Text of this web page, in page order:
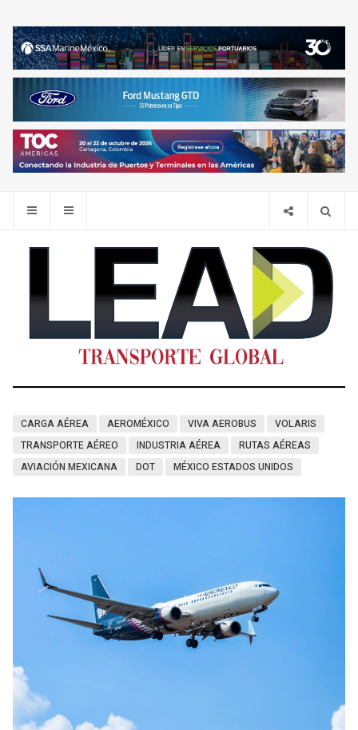
CARGA AÉREA AEROMÉXICO VIVA AEROBUS
VOLARIS
TRANSPORTE AÉREO
INDUSTRIA AÉREA
RUTAS AÉREAS
AVIACIÓN MEXICANA
DOT MÉXICO ESTADOS UNIDOS